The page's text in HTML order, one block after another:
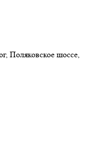
Поляковское шоссе,